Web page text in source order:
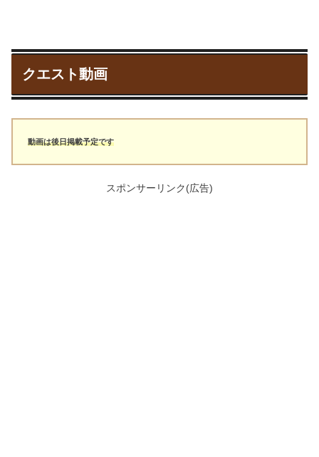
クエスト動画
動画は後日掲載予定です
スポンサーリンク(広告)